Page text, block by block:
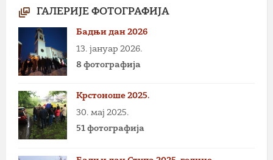
ГАЛЕРИЈЕ ФОТОГРАФИЈА
Бадњи дан 2026
13. јануар 2026.
8 фотографија
Крстоноше 2025.
30. мај 2025.
51 фотографија